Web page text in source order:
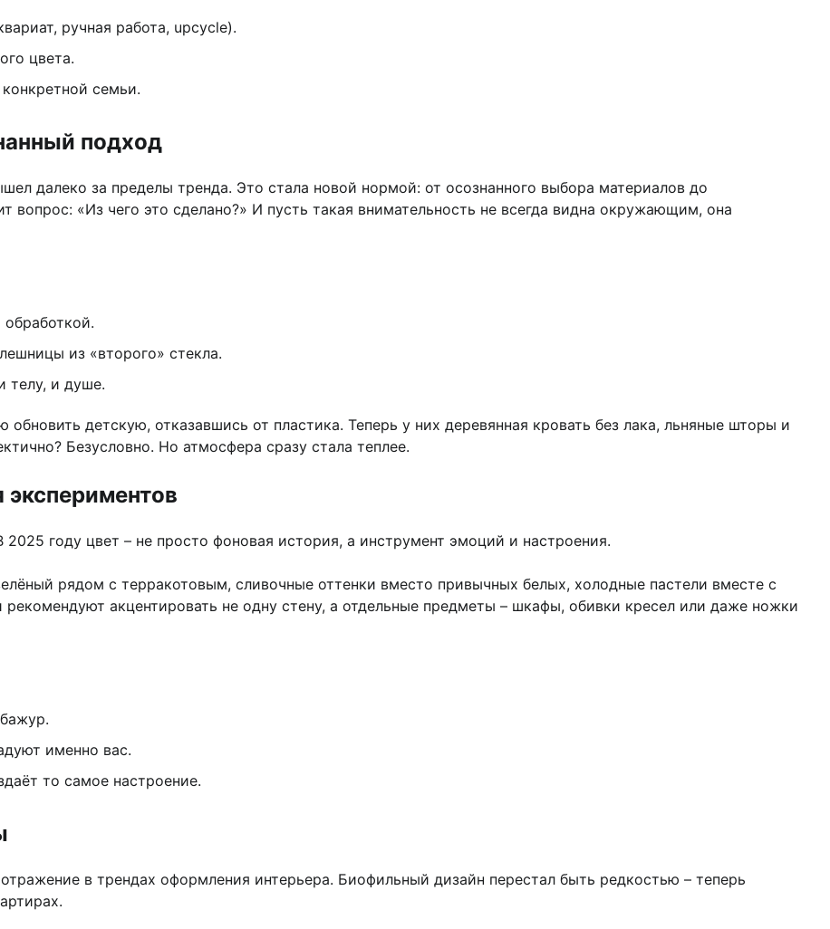
ручная работа, upcycle).
цвета.
семьи.
подход
далеко за пределы тренда. Это стала новой нормой: от осознанного выбора материалов до
вопрос: «Из чего это сделано?» И пусть такая внимательность не всегда видна окружающим, она
из «второго» стекла.
телу, и душе.
детскую, отказавшись от пластика. Теперь у них деревянная кровать без лака, льняные шторы и
Безусловно. Но атмосфера сразу стала теплее.
году цвет – не просто фоновая история, а инструмент эмоций и настроения.
рядом с терракотовым, сливочные оттенки вместо привычных белых, холодные пастели вместе с
акцентировать не одну стену, а отдельные предметы – шкафы, обивки кресел или даже ножки
именно вас.
то самое настроение.
в трендах оформления интерьера. Биофильный дизайн перестал быть редкостью – теперь